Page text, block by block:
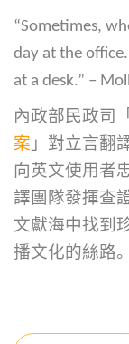
“Sometimes,
day at the
at a desk.” –
內政部民政司「
案 」對立言翻
向英文使用者
譯團隊發揮查
文獻海中找到
播文化的絲路。